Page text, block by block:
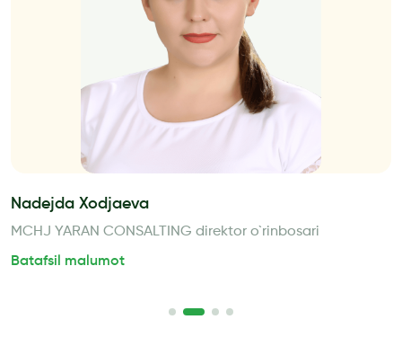
Nadejda Xodjaeva
MCHJ YARAN CONSALTING direktor o`rinbosari
Batafsil malumot